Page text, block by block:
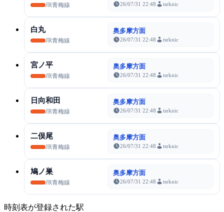
JR青梅線 26/07/31 22:48 tsrknic
白丸
JR青梅線
奥多摩方面
26/07/31 22:48 tsrknic
宮ノ平
JR青梅線
奥多摩方面
26/07/31 22:48 tsrknic
日向和田
JR青梅線
奥多摩方面
26/07/31 22:48 tsrknic
二俣尾
JR青梅線
奥多摩方面
26/07/31 22:48 tsrknic
鳩ノ巣
JR青梅線
奥多摩方面
26/07/31 22:48 tsrknic
時刻表が登録された駅